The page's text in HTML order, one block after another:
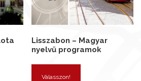
Lisszabon – Magyar
nyelvű programok
Válasszon!